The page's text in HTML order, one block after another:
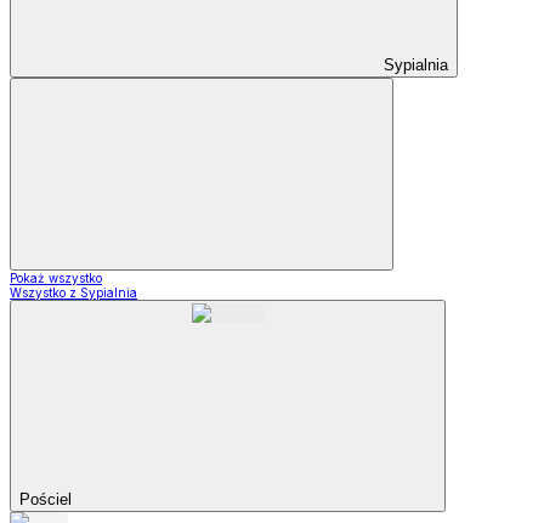
Sypialnia
Pokaż wszystko
Wszystko z Sypialnia
Pościel